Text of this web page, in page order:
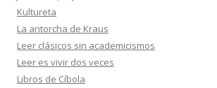
Kultureta
La antorcha de Kraus
Leer clásicos sin academicismos
Leer es vivir dos veces
Libros de Cíbola